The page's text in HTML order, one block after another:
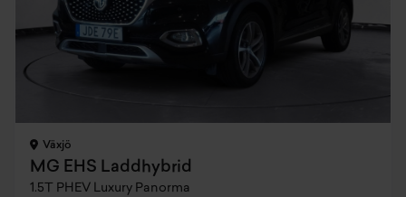
Växjö
MG EHS Laddhybrid
1.5T PHEV Luxury Panorma